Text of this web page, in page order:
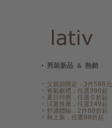
男裝新品 ＆ 熱銷
父親節限定．3件588元
爸氣獻禮．任選390起
夏日特惠．任選５折起
涼夏推薦．任選149起
舒適體驗．2件88折起
秋上新．任選88折起